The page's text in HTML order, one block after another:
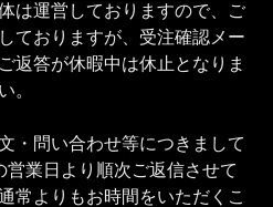
は運営しておりますので、ご
ておりますが、受注確認メー
返答が休暇中は休止となりま
。
・問い合わせ等につきまして
業日より順次ご返信させて
常よりもお時間をいただくこ